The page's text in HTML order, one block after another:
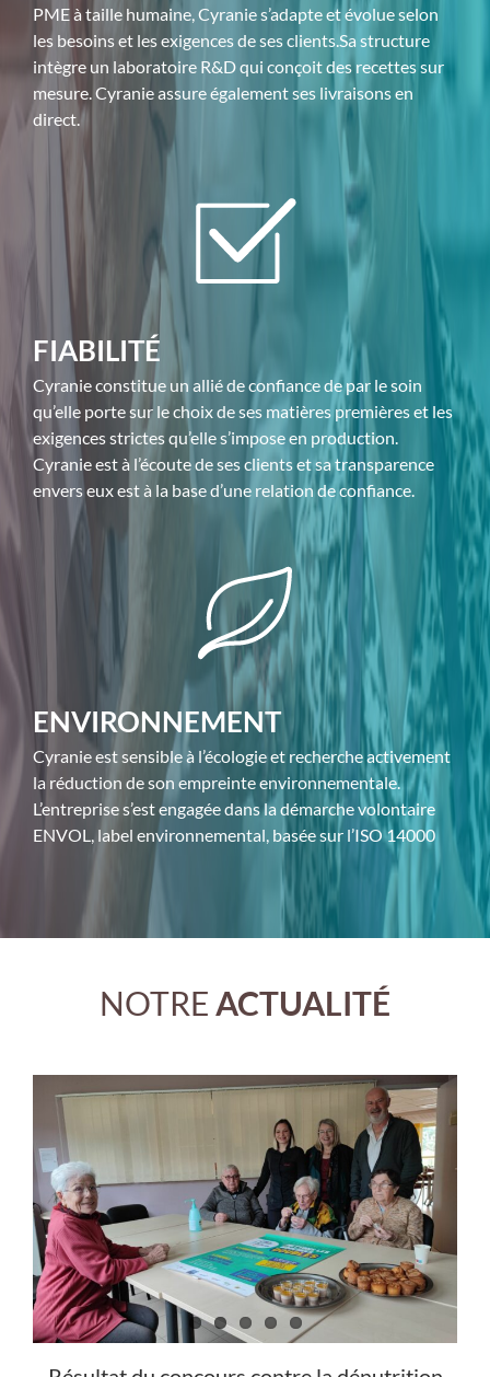
PME à taille humaine, Cyranie s’adapte et évolue selon
les besoins et les exigences de ses clients.Sa structure
intègre un laboratoire R&D qui conçoit des recettes sur
mesure. Cyranie assure également ses livraisons en
direct.
FIABILITÉ
Cyranie constitue un allié de confiance de par le soin
qu’elle porte sur le choix de ses matières premières et les
exigences strictes qu’elle s’impose en production.
Cyranie est à l’écoute de ses clients et sa transparence
envers eux est à la base d’une relation de confiance.
ENVIRONNEMENT
Cyranie est sensible à l’écologie et recherche activement
la réduction de son empreinte environnementale.
L’entreprise s’est engagée dans la démarche volontaire
ENVOL, label environnemental, basée sur l’ISO 14000
NOTREACTUALITÉ